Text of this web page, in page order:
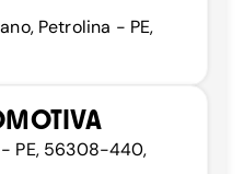
Petrolina - PE,
- PE, 56308-440,